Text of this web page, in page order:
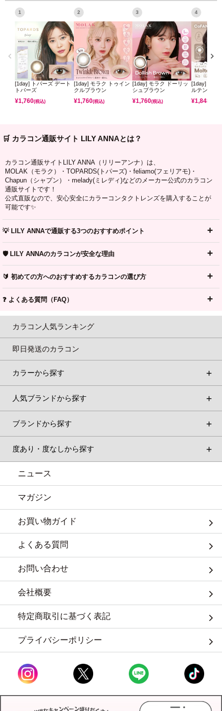
1
[1day] トパーズ デート
トパーズ
¥1,760(税込)
2
[1day] モラク トゥイン
クルブラウン
¥1,760(税込)
3
[1day] モラク ドーリッ
シュブラウン
¥1,760(税込)
4
[1day] コフ
ルテンパフ
¥1,848
🛒 カラコン通販サイト LILY ANNAとは？
カラコン通販サイトLILY ANNA（リリーアンナ）は、
MOLAK（モラク）・TOPARDS(トパーズ)・feliamo(フェリアモ)・
Chapun（シャプン）・melady(ミレディ)などのメーカー公式のカラコン
通販サイトです！
公式直販なので、安心安全にカラーコンタクトレンズを購入することが
可能です✨
💡 LILY ANNAで通販する3つのおすすめポイント
🛡️ LILY ANNAのカラコンが安全な理由
🔰 初めての方へのおすすめするカラコンの選び方
❓ よくある質問（FAQ）
カラコン人気ランキング
即日発送のカラコン
カラーから探す
人気ブランドから探す
ブランドから探す
度あり・度なしから探す
ニュース
マガジン
お買い物ガイド
よくある質問
お問い合わせ
会社概要
特定商取引に基づく表記
プライバシーポリシー